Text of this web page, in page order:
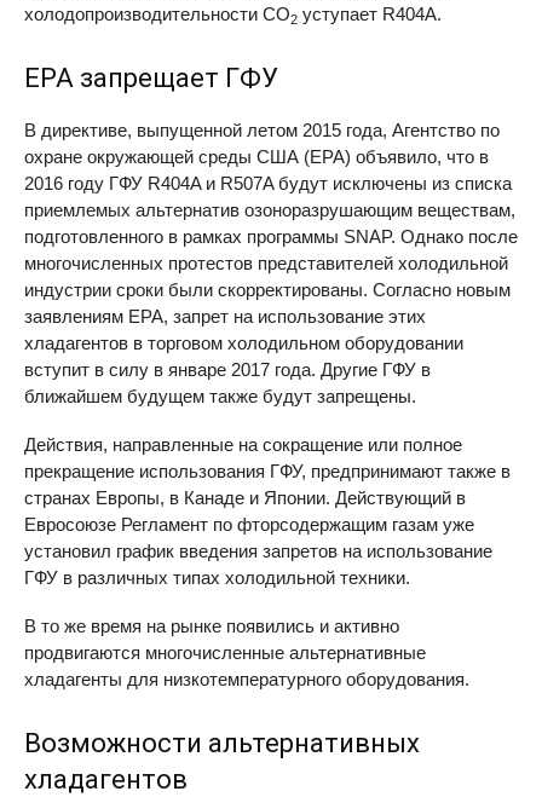
холодопроизводительности CO2 уступает R404А.
EPA запрещает ГФУ
В директиве, выпущенной летом 2015 года, Агентство по
охране окружающей среды США (EPA) объявило, что в
2016 году ГФУ R404A и R507A будут исключены из списка
приемлемых альтернатив озоноразрушающим веществам,
подготовленного в рамках программы SNAP. Однако после
многочисленных протестов представителей холодильной
индустрии сроки были скорректированы. Согласно новым
заявлениям EPA, запрет на использование этих
хладагентов в торговом холодильном оборудовании
вступит в силу в январе 2017 года. Другие ГФУ в
ближайшем будущем также будут запрещены.
Действия, направленные на сокращение или полное
прекращение использования ГФУ, предпринимают также в
странах Европы, в Канаде и Японии. Действующий в
Евросоюзе Регламент по фторсодержащим газам уже
установил график введения запретов на использование
ГФУ в различных типах холодильной техники.
В то же время на рынке появились и активно
продвигаются многочисленные альтернативные
хладагенты для низкотемпературного оборудования.
Возможности альтернативных
хладагентов